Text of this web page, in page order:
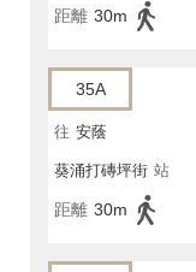
距離 30m
35A
往 安蔭
葵涌打磚坪街 站
距離 30m